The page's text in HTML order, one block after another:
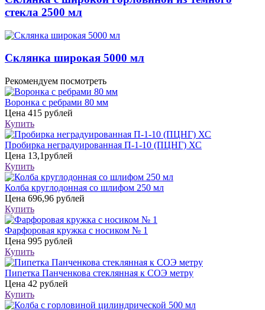
стекла 2500 мл
Склянка широкая 5000 мл
Рекомендуем посмотреть
Воронка с ребрами 80 мм
Цена 415 рублей
Купить
Пробирка неградуированная П-1-10 (ПЦНГ) ХС
Цена 13,1рублей
Купить
Колба круглодонная со шлифом 250 мл
Цена 696,96 рублей
Купить
Фарфоровая кружка с носиком № 1
Цена 995 рублей
Купить
Пипетка Панченкова стеклянная к СОЭ метру
Цена 42 рублей
Купить